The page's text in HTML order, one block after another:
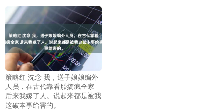
策略红 沈念 我，送子娘娘编外
人员，在古代靠看胎搞疯全家
后来我嫁了人。说起来都是被我
这破本事给害的。